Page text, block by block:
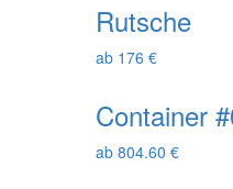
Rutsche
ab 176 €
Container
ab 804.60 €